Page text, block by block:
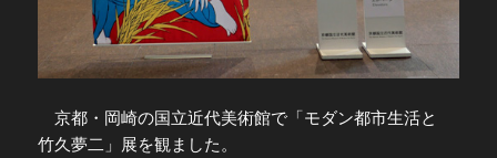
京都・岡崎の国立近代美術館で「モダン都市生活と
竹久夢二」展を観ました。